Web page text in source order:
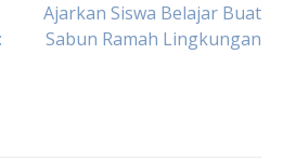
Ajarkan Siswa Belajar Buat
Sabun Ramah Lingkungan